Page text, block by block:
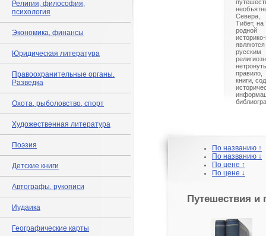
Религия, философия,
психология
Экономика, финансы
Юридическая литература
Правоохранительные органы.
Разведка
Охота, рыболовство, спорт
Художественная литература
Поэзия
Детские книги
Автографы, рукописи
Иудаика
Географические карты
Севера,
Тибет,
родной
правило,
книги,
По названию ↑
По названию ↓
По цене ↑
По цене ↓
Путешествия и